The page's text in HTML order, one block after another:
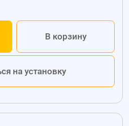
В корзину
на установку